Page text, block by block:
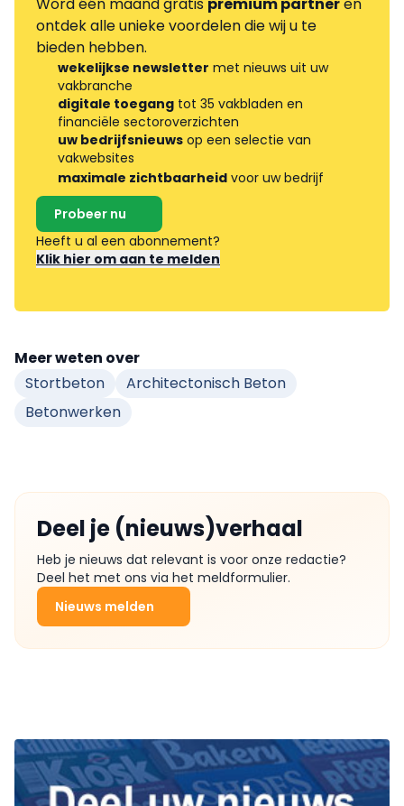
ontdek alle unieke voordelen die wij u te
bieden hebben.
wekelijkse newsletter met nieuws uit uw
vakbranche
digitale toegang tot 35 vakbladen en
financiële sectoroverzichten
uw bedrijfsnieuws op een selectie van
vakwebsites
maximale zichtbaarheid voor uw bedrijf
Probeer nu
Heeft u al een abonnement?
Klik hier om aan te melden
Meer weten over
Stortbeton
Architectonisch Beton
Betonwerken
Deel je (nieuws)verhaal
Heb je nieuws dat relevant is voor onze redactie?
Deel het met ons via het meldformulier.
Nieuws melden